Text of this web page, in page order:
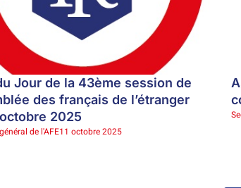
Jour de la 43ème session de
des français de l’étranger
octobre 2025
de l'AFE11 octobre 2025